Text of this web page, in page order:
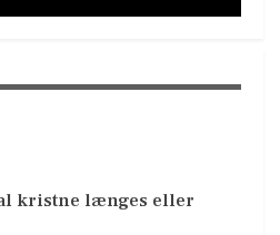
kristne længes eller